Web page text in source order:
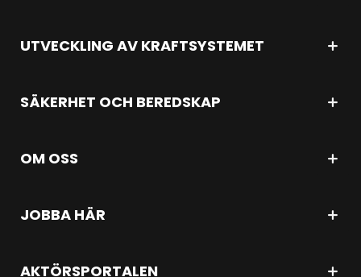
UTVECKLING AV KRAFTSYSTEMET
SÄKERHET OCH BEREDSKAP
OM OSS
JOBBA HÄR
AKTÖRSPORTALEN